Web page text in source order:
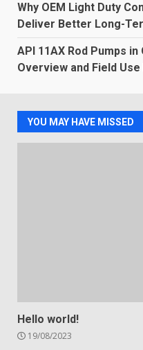
Why OEM Light Duty
Deliver Better Long-
API 11AX Rod Pumps
Overview and Field
YOU MAY HAVE MISSED
Hello world!
19/08/2023